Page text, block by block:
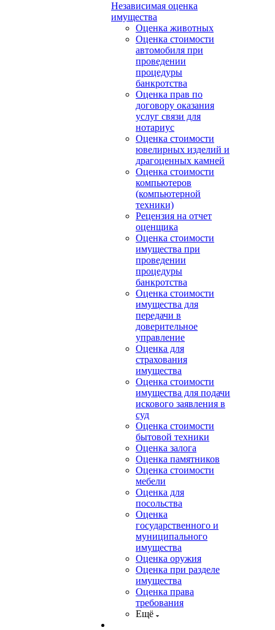
Независимая оценка
имущества
Оценка животных
Оценка стоимости
автомобиля при
проведении
процедуры
банкротства
Оценка прав по
договору оказания
услуг связи для
нотариус
Оценка стоимости
ювелирных изделий и
драгоценных камней
Оценка стоимости
компьютеров
(компьютерной
техники)
Рецензия на отчет
оценщика
Оценка стоимости
имущества при
проведении
процедуры
банкротства
Оценка стоимости
имущества для
передачи в
доверительное
управление
Оценка для
страхования
имущества
Оценка стоимости
имущества для подачи
искового заявления в
суд
Оценка стоимости
бытовой техники
Оценка залога
Оценка памятников
Оценка стоимости
мебели
Оценка для
посольства
Оценка
государственного и
муниципального
имущества
Оценка оружия
Оценка при разделе
имущества
Оценка права
требования
Ещё